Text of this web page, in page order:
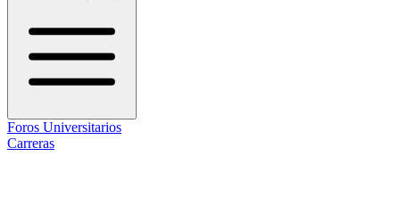
Foros Universitarios
Carreras